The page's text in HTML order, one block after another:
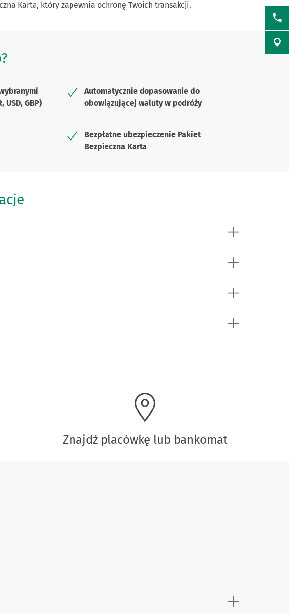
Karta, który zapewnia ochronę Twoich transakcji.
USD, GBP)
Automatycznie dopasowanie do
obowiązującej waluty w podróży
Bezpłatne ubezpieczenie Pakiet
Bezpieczna Karta
Znajdź placówkę lub bankomat